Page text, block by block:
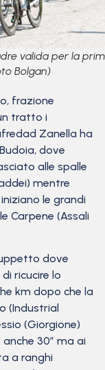
valida per la
Bolgan)
frazione
tratto i
Zanella ha
dove
alle spalle
mentre
le grandi
Carpene (Assali
dove
ricucire lo
km dopo che la
(Industrial
(Giorgione)
30” ma ai
a ranghi